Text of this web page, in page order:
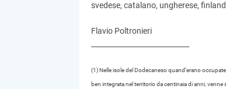
svedese, catalano, ungherese,
Flavio Poltronieri
(1) Nelle isole del Dodecaneso quand’erano
ben integrata nel territorio da centinaia di anni,